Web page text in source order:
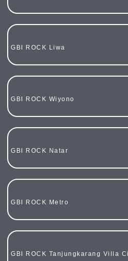
GBI ROCK Liwa
GBI ROCK Wiyono
GBI ROCK Natar
GBI ROCK Metro
GBI ROCK Tanjungkarang Villa